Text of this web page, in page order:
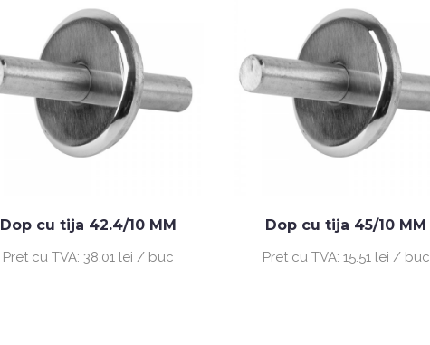
Dop cu tija 42.4/10 MM
Pret cu TVA: 38.01 lei / buc
Dop cu tija 45/10 MM
Pret cu TVA: 15.51 lei / buc